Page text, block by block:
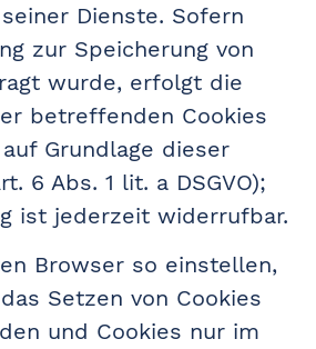
Dienste. Sofern
zur Speicherung von
wurde, erfolgt die
betreffenden Cookies
Grundlage dieser
6 Abs. 1 lit. a DSGVO);
ist jederzeit widerrufbar.
Browser so einstellen,
Setzen von Cookies
und Cookies nur im